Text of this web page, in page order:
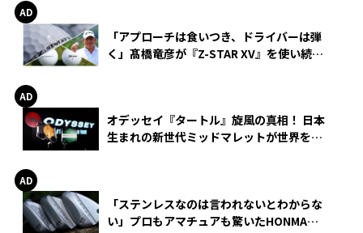
「アプローチは食いつき、ドライバーは弾
く」髙橋竜彦が『Z-STAR XV』を使い続け
オデッセイ『タートル』旋風の真相！ 日本
生まれの新世代ミッドマレットが世界を席
「ステンレスなのは言われないとわからな
い」プロもアマチュアも驚いたHONMA